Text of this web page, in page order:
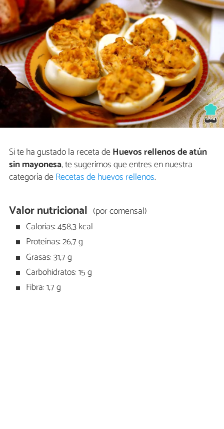
Si te ha gustado la receta deHuevos rellenos de atún
sin mayonesa, te sugerimos que entres en nuestra
categoría deRecetas de huevos rellenos.
Valor nutricional (por comensal)
Calorías: 458,3 kcal
Proteínas: 26,7 g
Grasas: 31,7 g
Carbohidratos: 15 g
Fibra: 1,7 g